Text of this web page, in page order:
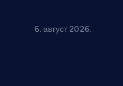
6. август 2026.